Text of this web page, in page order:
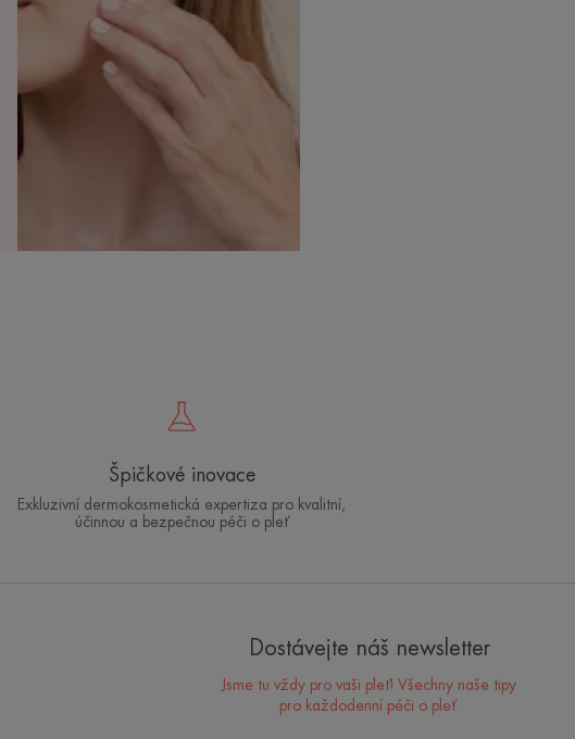
Který režim péče o pleť
byste měli přijmout?
MOJE DIAGNÓZA PLETI
Špičkové inovace
Exkluzivní dermokosmetická expertiza pro kvalitní,
účinnou a bezpečnou péči o pleť
Dostávejte náš newsletter
Jsme tu vždy pro vaši pleť! Všechny naše tipy
pro každodenní péči o pleť.